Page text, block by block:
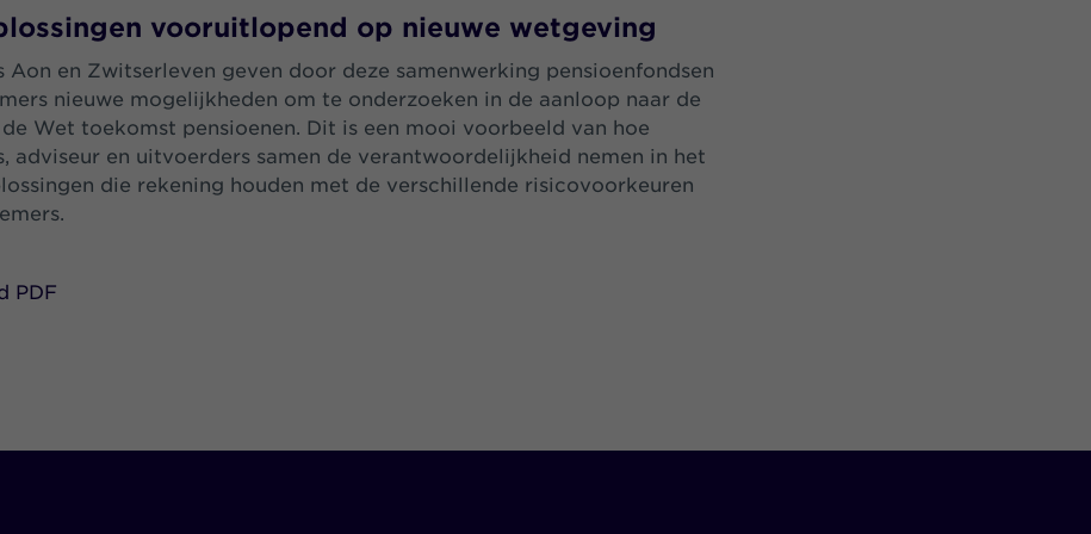
vooruitlopend op nieuwe wetgeving
Aon en Zwitserleven geven door deze samenwerking pensioenfondsen
nieuwe mogelijkheden om te onderzoeken in de aanloop naar de
Wet toekomst pensioenen. Dit is een mooi voorbeeld van hoe
adviseur en uitvoerders samen de verantwoordelijkheid nemen in het
die rekening houden met de verschillende risicovoorkeuren
PDF